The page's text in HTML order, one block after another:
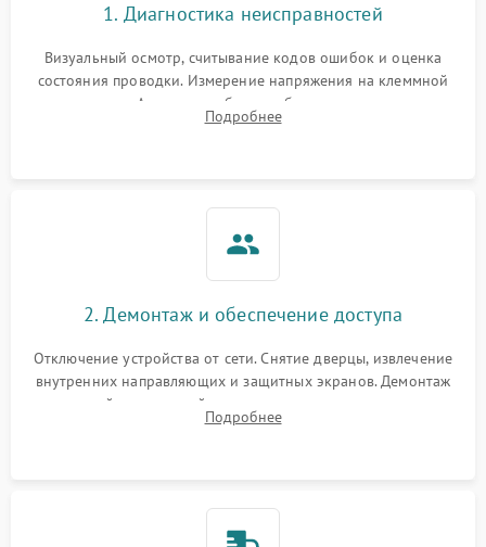
1. Диагностика неисправностей
Визуальный осмотр, считывание кодов ошибок и оценка
состояния проводки. Измерение напряжения на клеммной
колодке. Анализ жалоб на проблемы с нагревом,
конвекцией, панелью управления или блокировкой дверцы.
Подробнее
2. Демонтаж и обеспечение доступа
Отключение устройства от сети. Снятие дверцы, извлечение
внутренних направляющих и защитных экранов. Демонтаж
задней или верхней панели для прямого доступа к
нагревательным элементам, плате и вентиляторам.
Подробнее